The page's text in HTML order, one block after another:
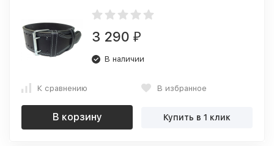
3 290 ₽
В наличии
К сравнению В избранное
В корзину Купить в 1 клик